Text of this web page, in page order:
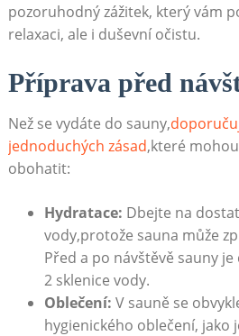
pozoruhodný zážitek, který vám
relaxaci, ale i duševní očistu.
Příprava před
Než se vydáte do sauny,
jednoduchých zásad,které
obohatit:
Hydratace: Dbejte na
vody,protože sauna může
Před a po návštěvě sauny
2 sklenice vody.
Oblečení: V sauně se
hygienického oblečení, jako